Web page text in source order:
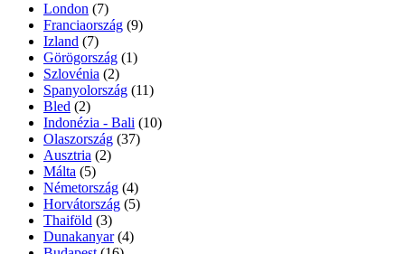
London (7)
Franciaország (9)
Izland (7)
Görögország (1)
Szlovénia (2)
Spanyolország (11)
Bled (2)
Indonézia - Bali (10)
Olaszország (37)
Ausztria (2)
Málta (5)
Németország (4)
Horvátország (5)
Thaiföld (3)
Dunakanyar (4)